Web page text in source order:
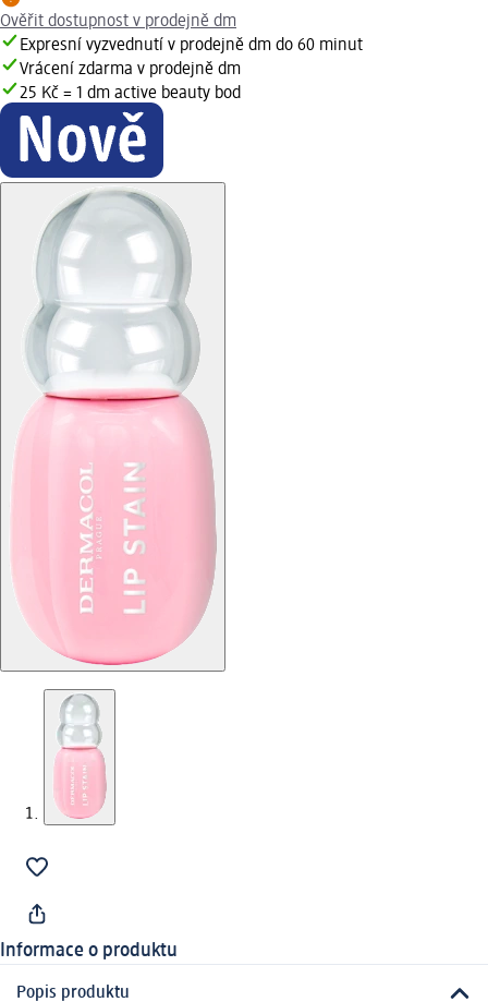
Ověřit dostupnost v prodejně dm
Expresní vyzvednutí v prodejně dm do 60 minut
Vrácení zdarma v prodejně dm
25 Kč = 1 dm active beauty bod
Informace o produktu
Popis produktu